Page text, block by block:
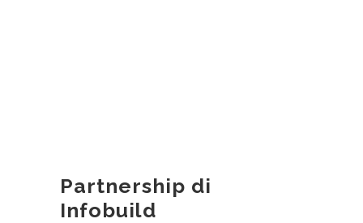
Partnership di
Infobuild